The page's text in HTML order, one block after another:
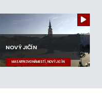
NOVÝ JIČÍN
MASARYKOVO NÁMĚSTÍ, NOVÝ JIČÍN